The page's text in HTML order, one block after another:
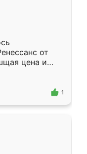
от
цена и
Приехавший
1